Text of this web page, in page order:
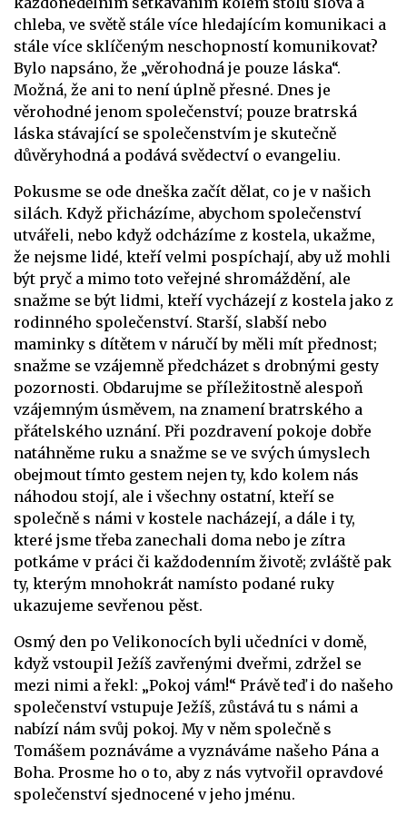
chleba, ve světě stále více hledajícím komunikaci a
stále více sklíčeným neschopností komunikovat?
Bylo napsáno, že „věrohodná je pouze láska“.
Možná, že ani to není úplně přesné. Dnes je
věrohodné jenom společenství; pouze bratrská
láska stávající se společenstvím je skutečně
důvěryhodná a podává svědectví o evangeliu.
Pokusme se ode dneška začít dělat, co je v našich
silách. Když přicházíme, abychom společenství
utvářeli, nebo když odcházíme z kostela, ukažme,
že nejsme lidé, kteří velmi pospíchají, aby už mohli
být pryč a mimo toto veřejné shromáždění, ale
snažme se být lidmi, kteří vycházejí z kostela jako z
rodinného společenství. Starší, slabší nebo
maminky s dítětem v náručí by měli mít přednost;
snažme se vzájemně předcházet s drobnými gesty
pozornosti. Obdarujme se příležitostně alespoň
vzájemným úsměvem, na znamení bratrského a
přátelského uznání. Při pozdravení pokoje dobře
natáhněme ruku a snažme se ve svých úmyslech
obejmout tímto gestem nejen ty, kdo kolem nás
náhodou stojí, ale i všechny ostatní, kteří se
společně s námi v kostele nacházejí, a dále i ty,
které jsme třeba zanechali doma nebo je zítra
potkáme v práci či každodenním životě; zvláště pak
ty, kterým mnohokrát namísto podané ruky
ukazujeme sevřenou pěst.
Osmý den po Velikonocích byli učedníci v domě,
když vstoupil Ježíš zavřenými dveřmi, zdržel se
mezi nimi a řekl: „Pokoj vám!“ Právě teď i do našeho
společenství vstupuje Ježíš, zůstává tu s námi a
nabízí nám svůj pokoj. My v něm společně s
Tomášem poznáváme a vyznáváme našeho Pána a
Boha. Prosme ho o to, aby z nás vytvořil opravdové
společenství sjednocené v jeho jménu.